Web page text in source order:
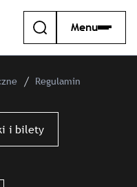
Menu
Regulamin
i bilety